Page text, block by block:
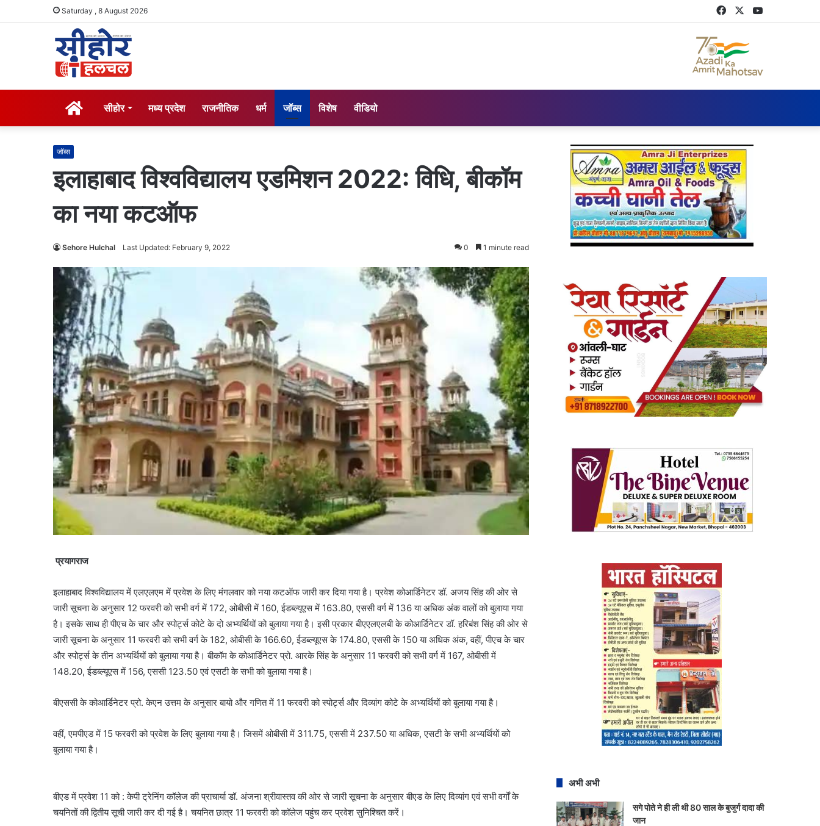
Saturday , 8 August 2026 Twitter
Facebook
सीहोर मध्य प्रदेश राजनीतिक धर्म जॉब्स विशेष वीडियो
जॉब्स
इलाहाबाद विश्वविद्यालय एडमिशन 2022: विधि, बीकॉम
का नया कटऑफ
Sehore Hulchal Last Updated: February 9, 2022 0 1 minute read
प्रयागराज
इलाहाबाद विश्वविद्यालय में एलएलएम में प्रवेश के लिए मंगलवार को नया कटऑफ जारी कर दिया गया है। प्रवेश कोआर्डिनेटर डॉ. अजय सिंह की ओर से
जारी सूचना के अनुसार 12 फरवरी को सभी वर्ग में 172, ओबीसी में 160, ईडब्ल्यूएस में 163.80, एससी वर्ग में 136 या अधिक अंक वालों को बुलाया गया
है। इसके साथ ही पीएच के चार और स्पोर्ट्स कोटे के दो अभ्यर्थियों को बुलाया गया है। इसी प्रकार बीएएलएलबी के कोआर्डिनेटर डॉ. हरिबंश सिंह की ओर से
जारी सूचना के अनुसार 11 फरवरी को सभी वर्ग के 182, ओबीसी के 166.60, ईडब्ल्यूएस के 174.80, एससी के 150 या अधिक अंक, वहीं, पीएच के चार
और स्पोर्ट्स के तीन अभ्यर्थियों को बुलाया गया है। बीकॉम के कोआर्डिनेटर प्रो. आरके सिंह के अनुसार 11 फरवरी को सभी वर्ग में 167, ओबीसी में
148.20, ईडब्ल्यूएस में 156, एससी 123.50 एवं एसटी के सभी को बुलाया गया है।
बीएससी के कोआर्डिनेटर प्रो. केएन उत्तम के अनुसार बायो और गणित में 11 फरवरी को स्पोर्ट्स और दिव्यांग कोटे के अभ्यर्थियों को बुलाया गया है।
वहीं, एमपीएड में 15 फरवरी को प्रवेश के लिए बुलाया गया है। जिसमें ओबीसी में 311.75, एससी में 237.50 या अधिक, एसटी के सभी अभ्यर्थियों को
बुलाया गया है।
बीएड में प्रवेश 11 को : केपी ट्रेनिंग कॉलेज की प्राचार्या डॉ. अंजना श्रीवास्तव की ओर से जारी सूचना के अनुसार बीएड के लिए दिव्यांग एवं सभी वर्गों के
चयनितों की द्वितीय सूची जारी कर दी गई है। चयनित छात्र 11 फरवरी को कॉलेज पहुंच कर प्रवेश सुनिश्चित करें।
अभी अभी
सगे पोते ने ही ली थी 80 साल के बुजुर्ग दादा की
जान